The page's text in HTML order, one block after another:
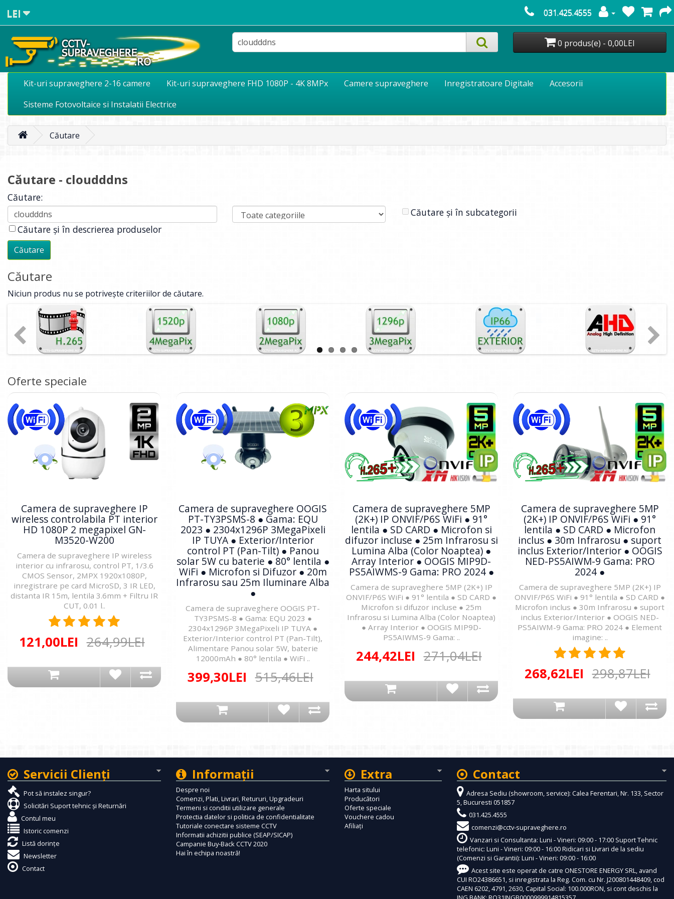
LEI 031.425.4555
0 produs(e) - 0,00LEI
Kit-uri supraveghere 2-16 camere Kit-uri supraveghere FHD 1080P - 4K 8MPx Camere supraveghere Inregistratoare Digitale
Accesorii
Sisteme Fotovoltaice si Instalatii Electrice
Căutare
Căutare - cloudddns
Căutare:
Căutare și în subcategorii
Căutare și în descrierea produselor
Căutare
Niciun produs nu se potrivește criteriilor de căutare.
Oferte speciale
Camera de supraveghere IP
wireless controlabila PT interior
HD 1080P 2 megapixel GN-
M3520-W200
Camera de supraveghere IP wireless
interior cu infrarosu, control PT, 1/3.6
CMOS Sensor, 2MPX 1920x1080P,
inregistrare pe card MicroSD, 3 IR LED,
distanta IR 15m, lentila 3.6mm + Filtru IR
CUT, 0.01 l..
121,00LEI 264,99LEI
Camera de supraveghere OOGIS
PT-TY3PSMS-8 ● Gama: EQU
2023 ● 2304x1296P 3MegaPixeli
IP TUYA ● Exterior/Interior
control PT (Pan-Tilt) ● Panou
solar 5W cu baterie ● 80° lentila ●
WiFi ● Microfon si Difuzor ● 20m
Infrarosu sau 25m Iluminare Alba
●
Camera de supraveghere OOGIS PT-
TY3PSMS-8 ● Gama: EQU 2023 ●
2304x1296P 3MegaPixeli IP TUYA ●
Exterior/Interior control PT (Pan-Tilt),
Alimentare Panou solar 5W, baterie
12000mAh ● 80° lentila ● WiFi ..
399,30LEI 515,46LEI
Camera de supraveghere 5MP
(2K+) IP ONVIF/P6S WiFi ● 91°
lentila ● SD CARD ● Microfon si
difuzor incluse ● 25m Infrarosu si
Lumina Alba (Color Noaptea) ●
Array Interior ● OOGIS MIP9D-
PS5AIWMS-9 Gama: PRO 2024 ●
Camera de supraveghere 5MP (2K+) IP
ONVIF/P6S WiFi ● 91° lentila ● SD CARD ●
Microfon si difuzor incluse ● 25m
Infrarosu si Lumina Alba (Color Noaptea)
● Array Interior ● OOGIS MIP9D-
PS5AIWMS-9 Gama: ..
244,42LEI 271,04LEI
Camera de supraveghere 5MP
(2K+) IP ONVIF/P6S WiFi ● 91°
lentila ● SD CARD ● Microfon
inclus ● 30m Infrarosu ● suport
inclus Exterior/Interior ● OOGIS
NED-PS5AIWM-9 Gama: PRO
2024 ●
Camera de supraveghere 5MP (2K+) IP
ONVIF/P6S WiFi ● 91° lentila ● SD CARD ●
Microfon inclus ● 30m Infrarosu ● suport
inclus Exterior/Interior ● OOGIS NED-
PS5AIWM-9 Gama: PRO 2024 ● Element
imagine: ..
268,62LEI 298,87LEI
Servicii Clienţi
Pot să instalez singur?
Solicitări Suport tehnic și Returnări
Contul meu
Istoric comenzi
Listă dorințe
Newsletter
Contact
Informaţii
Despre noi
Comenzi, Plati, Livrari, Retururi, Upgradeuri
Termeni si conditii utilizare generale
Protectia datelor si politica de confidentialitate
Tutoriale conectare sisteme CCTV
Informatii achizitii publice (SEAP/SICAP)
Campanie Buy-Back CCTV 2020
Hai în echipa noastră!
Extra
Harta sitului
Producători
Oferte speciale
Vouchere cadou
Afiliaţi
Contact
Adresa Sediu (showroom, service): Calea Ferentari, Nr. 133, Sector
5, Bucuresti 051857
031.425.4555
comenzi@cctv-supraveghere.ro
Vanzari si Consultanta: Luni - Vineri: 09:00 - 17:00 Suport Tehnic
telefonic: Luni - Vineri: 09:00 - 16:00 Ridicari si Livrari de la sediu
(Comenzi si Garantii): Luni - Vineri: 09:00 - 16:00
Acest site este operat de catre ONESTORE ENERGY SRL, avand
CUI RO24386651, si inregistrata la Reg. Com. cu Nr. J200801448409, cod
CAEN 6202, 4791, 2630, Capital Social: 100.000RON, si cont deschis la